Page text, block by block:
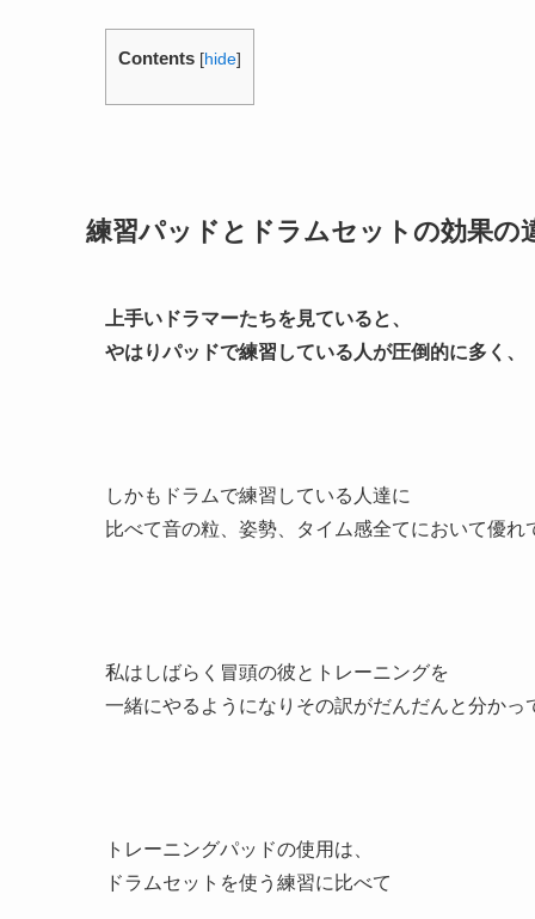
Contents [hide]
練習パッドとドラムセットの効果の
上手いドラマーたちを見ていると、
やはりパッドで練習している人が圧倒的に多く、
しかもドラムで練習している人達に
比べて音の粒、姿勢、タイム感全てにおいて優れ
私はしばらく冒頭の彼とトレーニングを
一緒にやるようになりその訳がだんだんと分かっ
トレーニングパッドの使用は、
ドラムセットを使う練習に比べて